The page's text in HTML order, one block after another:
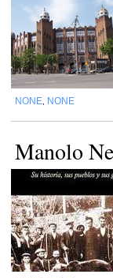
NONE NONE
Manolo